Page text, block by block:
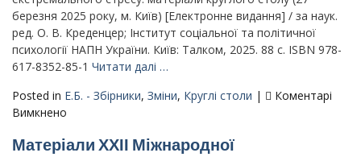
березня 2025 року, м. Київ) [Електронне видання] / за наук.
ред. О. В. Креденцер; Інститут соціальної та політичної
психології НАПН України. Київ: Талком, 2025. 88 с. ISBN 978-
617-8352-85-1 Читати далі …
Posted in Е.Б. - Збірники, Зміни, Круглі столи |
Коментарі
Вимкнено
круглого
Матеріали ХХІІ Міжнародної